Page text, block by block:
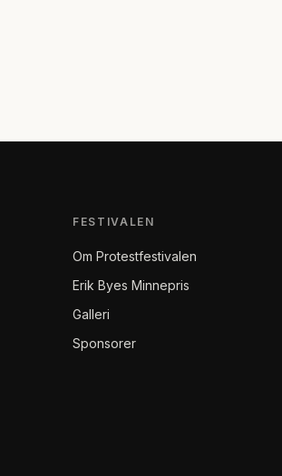
FESTIVALEN
Om Protestfestivalen
Erik Byes Minnepris
Galleri
Sponsorer